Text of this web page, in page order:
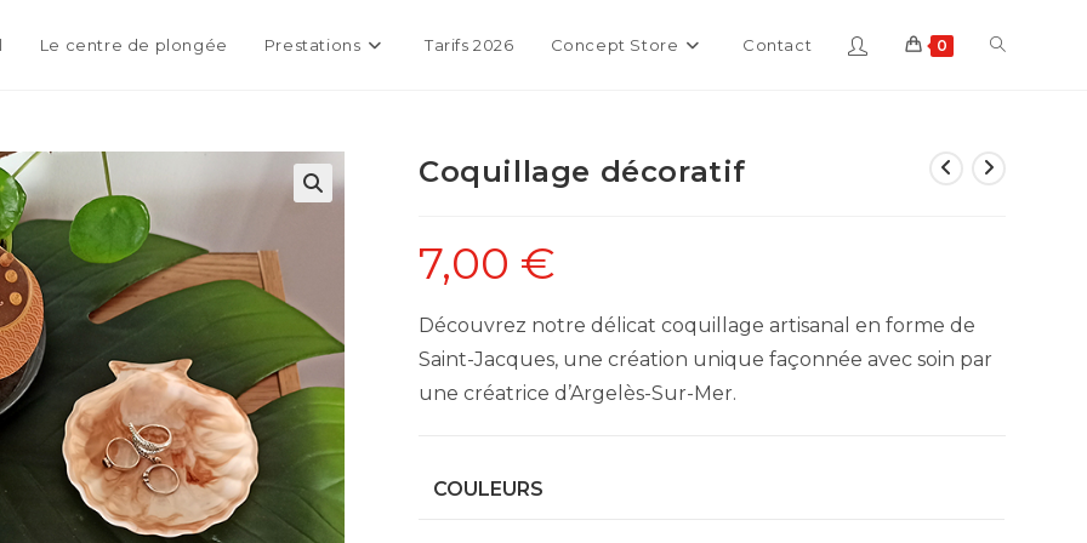
Le centre de plongée Prestations Tarifs 2026 Concept Store Contact 0 Toggle
Coquillage décoratif
7,00 €
Découvrez notre délicat coquillage artisanal en forme de
Saint-Jacques, une création unique façonnée avec soin par
une créatrice d’Argelès-Sur-Mer.
COULEURS